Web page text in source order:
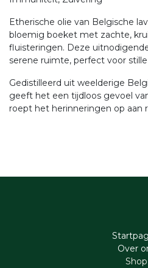
Etherische olie van Belgische
bloemig boeket met zachte,
fluisteringen. Deze
serene ruimte, perfect voor
Gedistilleerd uit weelderige
geeft het een tijdloos gevoel
roept het herinneringen op aan
Ove​r​
Shop